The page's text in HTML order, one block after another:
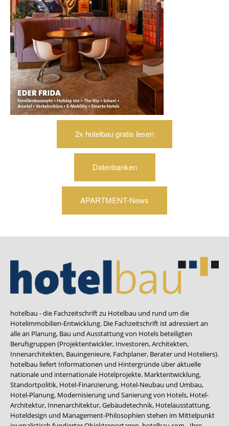
2x hotelbau gratis lesen
Datenbanken
APARTMENT-News
hotelbau - die Fachzeitschrift zu Hotelbau und rund um die
Hotelimmobilien-Entwicklung. Die Fachzeitschrift ist adressiert an
alle an Planung, Bau und Ausstattung von Hotels beteiligten
Berufsgruppen (Projektentwickler, Investoren, Architekten,
Innenarchitekten, Bauingenieure, Fachplaner, Berater und Hoteliers).
hotelbau liefert Informationen und Hintergründe über aktuelle
nationale und internationale Hotelprojekte. Marktentwicklung,
Standortpolitik, Hotel-Finanzierung, Hotel-Neubau und Umbau,
Hotel-Planung, Modernisierung und Sanierung von Hotels, Hotel-
Architektur, Innenarchitektur, Gebäudetechnik, Hotelausstattung,
Hoteldesign und Management-Philosophien stehen im Mittelpunkt